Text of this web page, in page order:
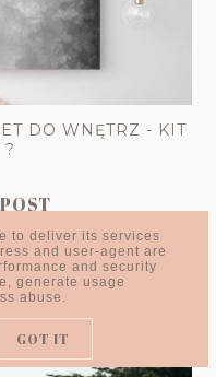
DO WNĘTRZ - KIT
?
to deliver its services
and user-agent are
and security
generate usage
abuse.
GOT IT